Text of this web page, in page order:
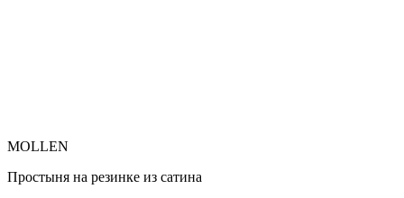
MOLLEN
Простыня на резинке из сатина